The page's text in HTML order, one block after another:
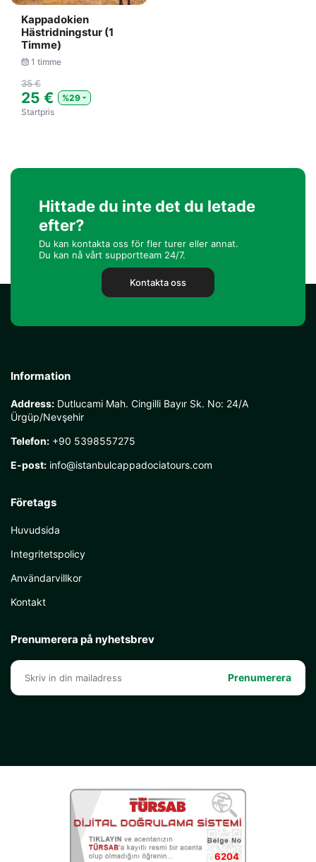
Kappadokien
Hästridningstur (1
Timme)
1 timme
35 €
25 €
%29
Startpris
Hittade du inte det du letade
efter?
Du kan kontakta oss för fler turer eller annat.
Du kan nå vårt supportteam 24/7.
Kontakta oss
Information
Address: Dutlucami Mah. Cingilli Bayır Sk. No: 24/A
Ürgüp/Nevşehir
Telefon: +90 5398557275
E-post: info@istanbulcappadociatours.com
Företags
Huvudsida
Integritetspolicy
Användarvillkor
Kontakt
Prenumerera på nyhetsbrev
Prenumerera
6204